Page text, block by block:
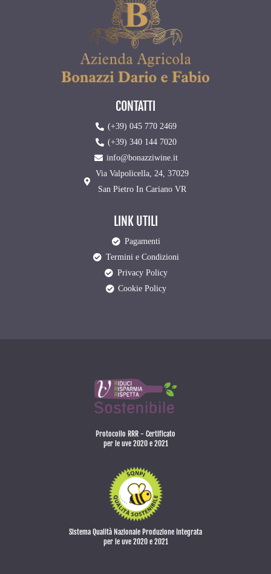
CONTATTI
(+39) 045 770 2469
(+39) 340 144 7020
info@bonazziwine.it
Via Valpolicella, 24, 37029
San Pietro In Cariano VR
LINK UTILI
Pagamenti
Termini e Condizioni
Privacy Policy
Cookie Policy
Protocollo RRR - Certificato
per le uve 2020 e 2021
Sistema Qualità Nazionale Produzione Integrata
per le uve 2020 e 2021